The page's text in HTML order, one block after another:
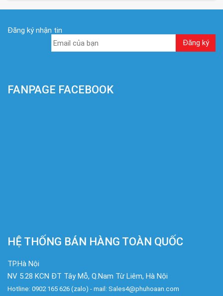
Đăng ký nhận tin
FANPAGE FACEBOOK
HỆ THỐNG BÁN HÀNG TOÀN QUỐC
TP.Hà Nội
NV 5.28 KCN ĐT Tây Mỗ, Q.Nam Từ Liêm, Hà Nội
Hotline: 0902 165 626 (zalo) - mail: Sales4@phuhoaan.com